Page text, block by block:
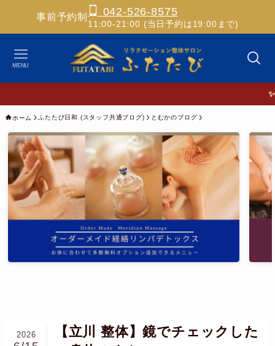
事前予約制 042-526-8575
11:00-21:00 (当日予約は19:00まで)
MENU
✨ホス
ホーム ふたたび日和 (スタッフ共通ブログ) とむかのブログ
【立川 整体】鏡でチェックした
2026